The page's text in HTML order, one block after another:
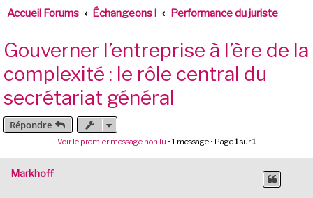
Accueil Forums Échangeons ! Performance du juriste
Gouverner l’entreprise à l’ère de la
complexité : le rôle central du
secrétariat général
Répondre
Voir le premier message non lu • 1 message • Page1sur1
Markhoff